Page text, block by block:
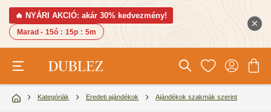
🔥 NYÁRI AKCIÓ: akár 30% kedvezmény!
Marad - 15ó : 15p : 5m
Kategóriák Eredeti ajándékok Ajándékok szakmák szerint